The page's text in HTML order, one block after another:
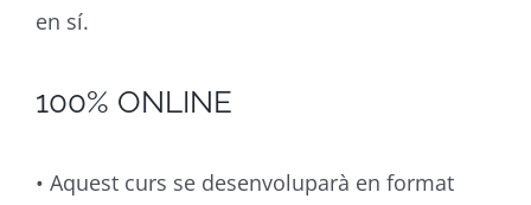
en sí.
100% ONLINE
• Aquest curs se desenvoluparà en format